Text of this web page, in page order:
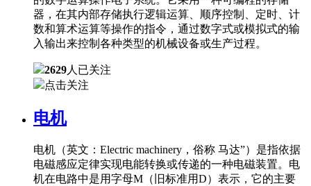
器，在其内部存储执行逻辑运算、顺序控制、定时、计
数和算术运算等操作的指令，通过数字式或模拟式的输
入输出来控制各种类型的机械设备或生产过程。
2629人已关注
点击关注
电机
电机（英文：Electric machinery，俗称 马达”）是指依据
电磁感应定律实现电能转换或传递的一种电磁装置。电
机在电路中是用字母M（旧标准用D）表示，它的主要